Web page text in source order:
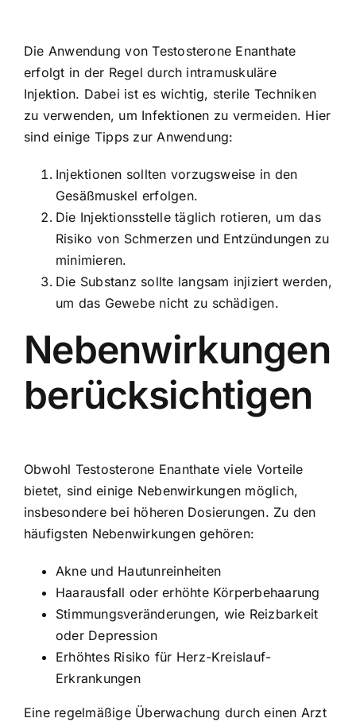
Die Anwendung von Testosterone Enanthate
erfolgt in der Regel durch intramuskuläre
Injektion. Dabei ist es wichtig, sterile Techniken
zu verwenden, um Infektionen zu vermeiden. Hier
sind einige Tipps zur Anwendung:
Injektionen sollten vorzugsweise in den
Gesäßmuskel erfolgen.
Die Injektionsstelle täglich rotieren, um das
Risiko von Schmerzen und Entzündungen zu
minimieren.
Die Substanz sollte langsam injiziert werden,
um das Gewebe nicht zu schädigen.
Nebenwirkungen
berücksichtigen
Obwohl Testosterone Enanthate viele Vorteile
bietet, sind einige Nebenwirkungen möglich,
insbesondere bei höheren Dosierungen. Zu den
häufigsten Nebenwirkungen gehören:
Akne und Hautunreinheiten
Haarausfall oder erhöhte Körperbehaarung
Stimmungsveränderungen, wie Reizbarkeit
oder Depression
Erhöhtes Risiko für Herz-Kreislauf-
Erkrankungen
Eine regelmäßige Überwachung durch einen Arzt